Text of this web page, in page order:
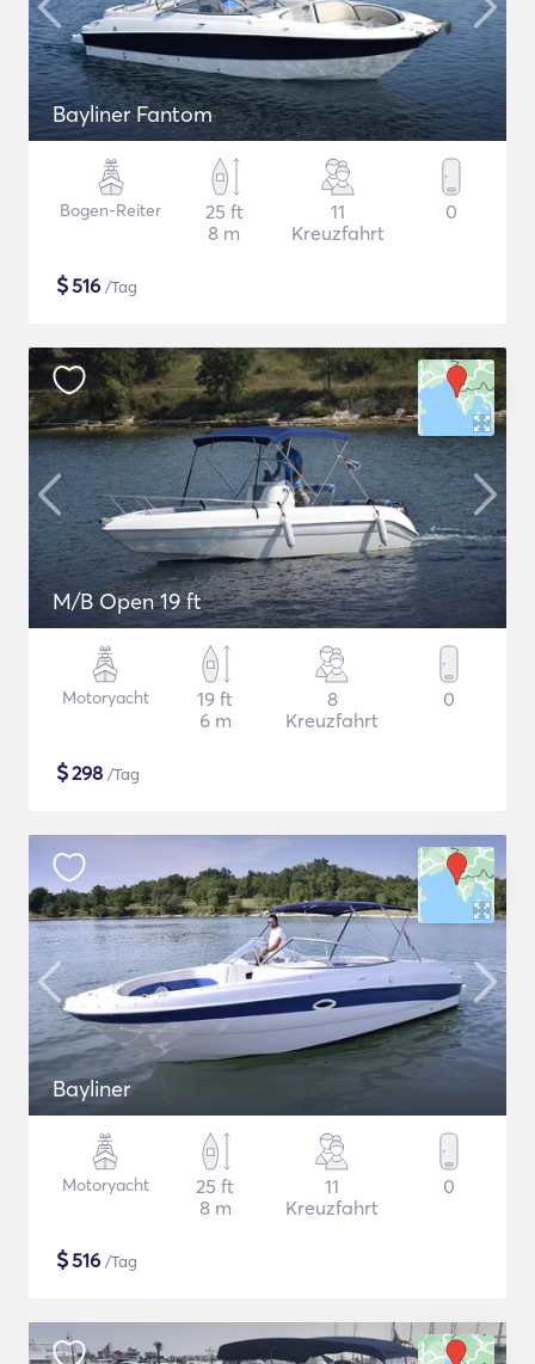
Bayliner Fantom
Bogen-Reiter
25 ft
8 m
11
Kreuzfahrt
0
$516 /Tag
M/B Open 19 ft
Motoryacht
19 ft
6 m
8
Kreuzfahrt
0
$298 /Tag
Bayliner
Motoryacht
25 ft
8 m
11
Kreuzfahrt
0
$516 /Tag